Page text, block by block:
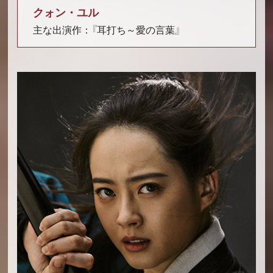
クォン・ユル
主な出演作：『耳打ち～愛の言葉』